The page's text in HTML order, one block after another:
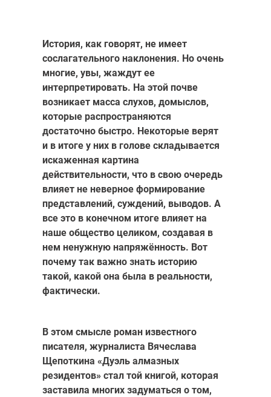
История, как говорят, не имеет
сослагательного наклонения. Но очень
многие, увы, жаждут ее
интерпретировать. На этой почве
возникает масса слухов, домыслов,
которые распространяются
достаточно быстро. Некоторые верят
и в итоге у них в голове складывается
искаженная картина
действительности, что в свою очередь
влияет не неверное формирование
представлений, суждений, выводов. А
все это в конечном итоге влияет на
наше общество целиком, создавая в
нем ненужную напряжённость. Вот
почему так важно знать историю
такой, какой она была в реальности,
фактически.
В этом смысле роман известного
писателя, журналиста Вячеслава
Щепоткина «Дуэль алмазных
резидентов» стал той книгой, которая
заставила многих задуматься о том,